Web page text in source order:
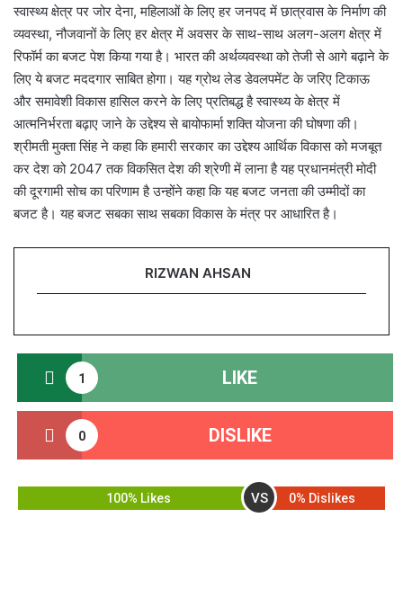
स्वास्थ्य क्षेत्र पर जोर देना, महिलाओं के लिए हर जनपद में छात्रवास के निर्माण की
व्यवस्था, नौजवानों के लिए हर क्षेत्र में अवसर के साथ-साथ अलग-अलग क्षेत्र में
रिफॉर्म का बजट पेश किया गया है। भारत की अर्थव्यवस्था को तेजी से आगे बढ़ाने के
लिए ये बजट मददगार साबित होगा। यह ग्रोथ लेड डेवलपमेंट के जरिए टिकाऊ
और समावेशी विकास हासिल करने के लिए प्रतिबद्ध है स्वास्थ्य के क्षेत्र में
आत्मनिर्भरता बढ़ाए जाने के उद्देश्य से बायोफार्मा शक्ति योजना की घोषणा की।
श्रीमती मुक्ता सिंह ने कहा कि हमारी सरकार का उद्देश्य आर्थिक विकास को मजबूत
कर देश को 2047 तक विकसित देश की श्रेणी में लाना है यह प्रधानमंत्री मोदी
की दूरगामी सोच का परिणाम है उन्होंने कहा कि यह बजट जनता की उम्मीदों का
बजट है। यह बजट सबका साथ सबका विकास के मंत्र पर आधारित है।
RIZWAN AHSAN
1 LIKE
0 DISLIKE
100% Likes VS 0% Dislikes